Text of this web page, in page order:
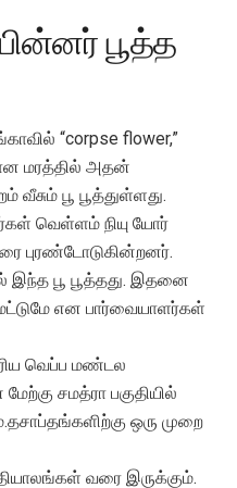
பூத்த
“corpse flower,”
மரத்தில் அதன்
வீசும் பூ பூத்துள்ளது.
வெள்ளம் நியு யோர்
புரண்டோடுகின்றனர்.
இந்த பூ பூத்தது. இதனை
என பார்வையாளர்கள்
வெப்ப மண்டல
சமத்ரா பகுதியில்
ஒரு முறை
வரை இருக்கும்.